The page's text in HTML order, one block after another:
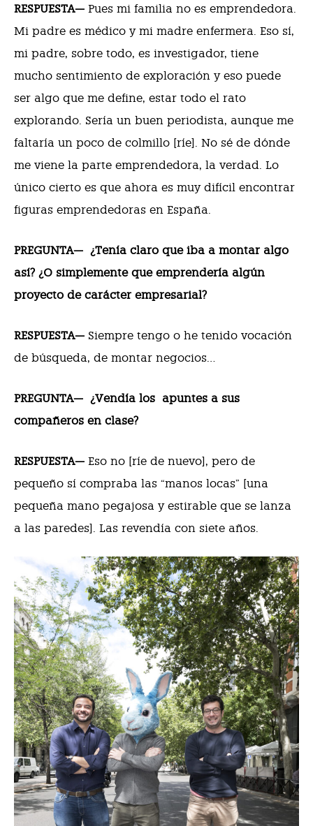
RESPUESTA— Pues mi familia no es emprendedora.
Mi padre es médico y mi madre enfermera. Eso sí,
mi padre, sobre todo, es investigador, tiene
mucho sentimiento de exploración y eso puede
ser algo que me define, estar todo el rato
explorando. Sería un buen periodista, aunque me
faltaría un poco de colmillo [ríe]. No sé de dónde
me viene la parte emprendedora, la verdad. Lo
único cierto es que ahora es muy difícil encontrar
figuras emprendedoras en España.
PREGUNTA— ¿Tenía claro que iba a montar algo
así? ¿O simplemente que emprendería algún
proyecto de carácter empresarial?
RESPUESTA— Siempre tengo o he tenido vocación
de búsqueda, de montar negocios…
PREGUNTA— ¿Vendía los apuntes a sus
compañeros en clase?
RESPUESTA— Eso no [ríe de nuevo], pero de
pequeño sí compraba las “manos locas” [una
pequeña mano pegajosa y estirable que se lanza
a las paredes]. Las revendía con siete años.